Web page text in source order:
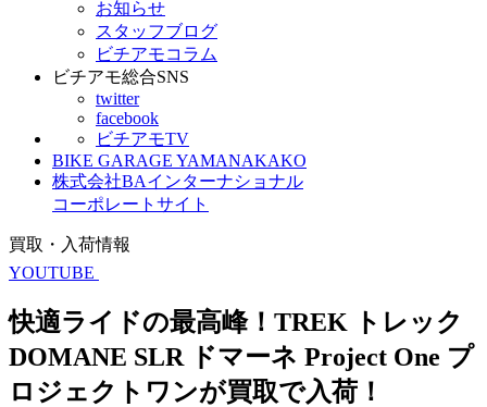
お知らせ
スタッフブログ
ビチアモコラム
ビチアモ総合SNS
twitter
facebook
ビチアモTV
BIKE GARAGE YAMANAKAKO
株式会社BAインターナショナル
コーポレートサイト
買取・入荷情報
YOUTUBE
快適ライドの最高峰！TREK トレック
DOMANE SLR ドマーネ Project One プ
ロジェクトワンが買取で入荷！